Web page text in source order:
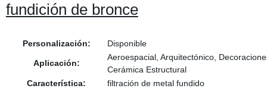
fundición de bronce
Personalización: Disponible
Aplicación:
Aeroespacial, Arquitectónico,
Cerámica Estructural
Característica:
filtración de metal fundido